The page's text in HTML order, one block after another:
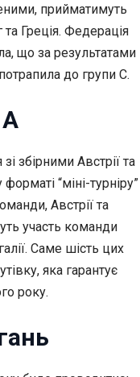
прийматимуть
Греція. Федерація
що за результатами
потрапила до групи С.
збірними Австрії та
“міні-турніру”
Австрії та
участь команди
Саме шість цих
яка гарантує
року.